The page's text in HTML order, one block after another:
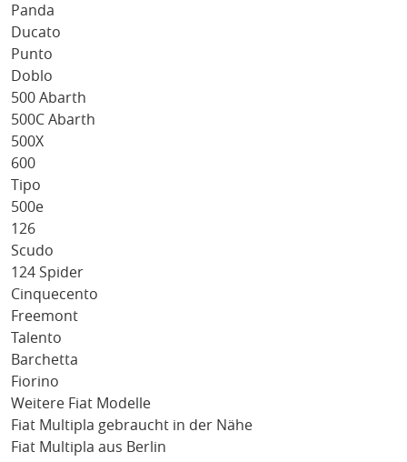
Panda
Ducato
Punto
Doblo
500 Abarth
500C Abarth
500X
600
Tipo
500e
126
Scudo
124 Spider
Cinquecento
Freemont
Talento
Barchetta
Fiorino
Weitere Fiat Modelle
Fiat Multipla gebraucht in der Nähe
Fiat Multipla aus Berlin